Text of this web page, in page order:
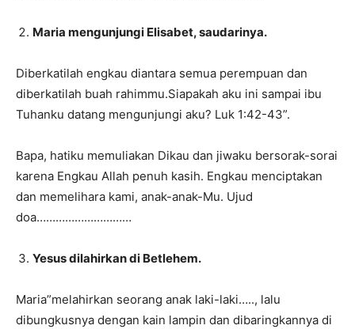
Maria mengunjungi Elisabet, saudarinya.
Diberkatilah engkau diantara semua perempuan dan
diberkatilah buah rahimmu.Siapakah aku ini sampai ibu
Tuhanku datang mengunjungi aku? Luk 1:42-43”.
Bapa, hatiku memuliakan Dikau dan jiwaku bersorak-sorai
karena Engkau Allah penuh kasih. Engkau menciptakan
dan memelihara kami, anak-anak-Mu. Ujud
doa…………………………
Yesus dilahirkan di Betlehem.
Maria”melahirkan seorang anak laki-laki….., lalu
dibungkusnya dengan kain lampin dan dibaringkannya di